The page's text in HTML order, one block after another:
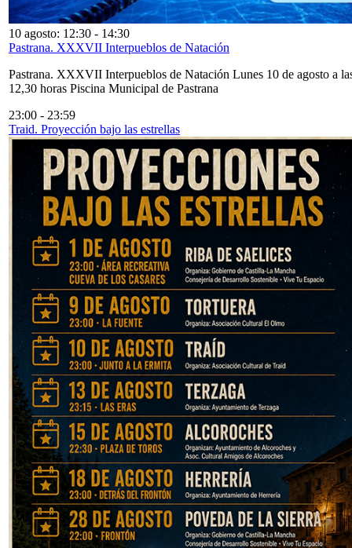
10 agosto: 12:30 - 14:30
Pastrana. XXXVII Interpueblos de Natación
Pastrana. XXXVII Interpueblos de Natación Lunes 10 de agosto a
12,30 horas Piscina Municipal de Pastrana
23:00 - 23:59
Traid. Proyección bajo las estrellas